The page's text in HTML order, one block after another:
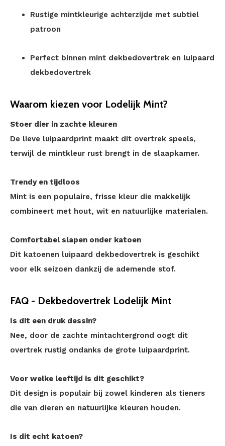
Rustige mintkleurige achterzijde met subtiel
patroon
Perfect binnen mint dekbedovertrek en luipaard
dekbedovertrek
Waarom kiezen voor Lodelijk Mint?
Stoer dier in zachte kleuren
De lieve luipaardprint maakt dit overtrek speels,
terwijl de mintkleur rust brengt in de slaapkamer.
Trendy en tijdloos
Mint is een populaire, frisse kleur die makkelijk
combineert met hout, wit en natuurlijke materialen.
Comfortabel slapen onder katoen
Dit katoenen luipaard dekbedovertrek is geschikt
voor elk seizoen dankzij de ademende stof.
FAQ - Dekbedovertrek Lodelijk Mint
Is dit een druk dessin?
Nee, door de zachte mintachtergrond oogt dit
overtrek rustig ondanks de grote luipaardprint.
Voor welke leeftijd is dit geschikt?
Dit design is populair bij zowel kinderen als tieners
die van dieren en natuurlijke kleuren houden.
Is dit echt katoen?